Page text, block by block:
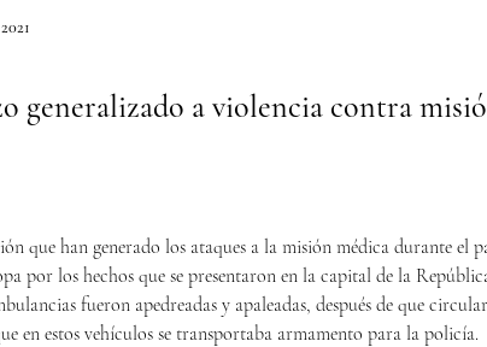
generalizado a violencia contra
que han generado los ataques a la misión médica durante el
por los hechos que se presentaron en la capital de la
fueron apedreadas y apaleadas, después de que
en estos vehículos se transportaba armamento para la policía.